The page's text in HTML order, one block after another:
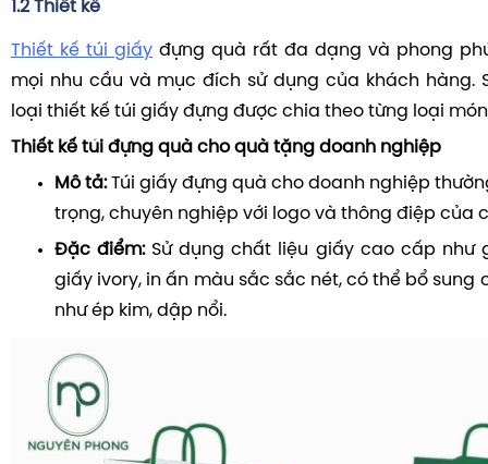
1.2 Thiết kế
Thiết kế túi giấy đựng quà rất đa dạng và phong
mọi nhu cầu và mục đích sử dụng của khách hàng.
loại thiết kế túi giấy đựng được chia theo từng loại
Thiết kế túi đựng quà cho quà tặng doanh nghiệp
Mô tả:Túi giấy đựng quà cho doanh nghiệp
trọng, chuyên nghiệp với logo và thông điệp của
Đặc điểm:Sử dụng chất liệu giấy cao cấp như
giấy ivory, in ấn màu sắc sắc nét, có thể bổ sung
như ép kim, dập nổi.